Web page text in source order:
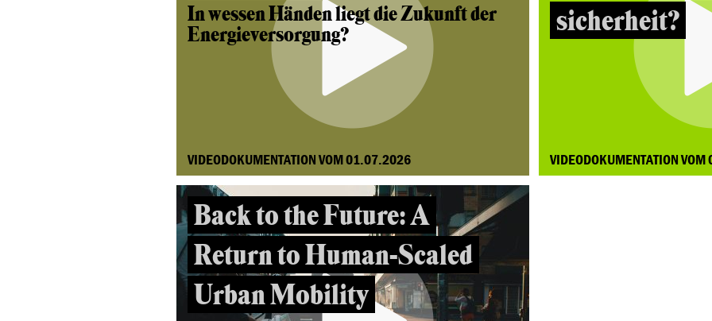
In wessen Händen liegt die Zukunft der
Energieversorgung?
VIDEODOKUMENTATION VOM 01.07.2026
sicherheit?
VIDEODOKUMENTATION
Back to the Future: A
Return to Human-Scaled
Urban Mobility